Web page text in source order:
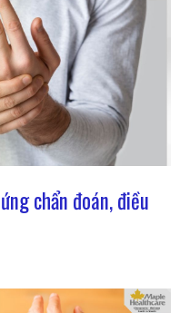
chẩn đoán, điều